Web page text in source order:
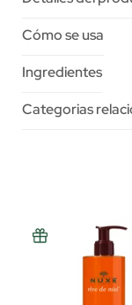
Cómo se usa
Ingredientes
Categorias